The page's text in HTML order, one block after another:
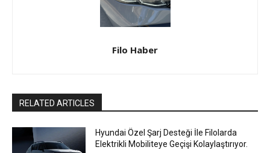
Filo Haber
RELATED ARTICLES
Hyundai Özel Şarj Desteği İle Filolarda
Elektrikli Mobiliteye Geçişi Kolaylaştırıyor.